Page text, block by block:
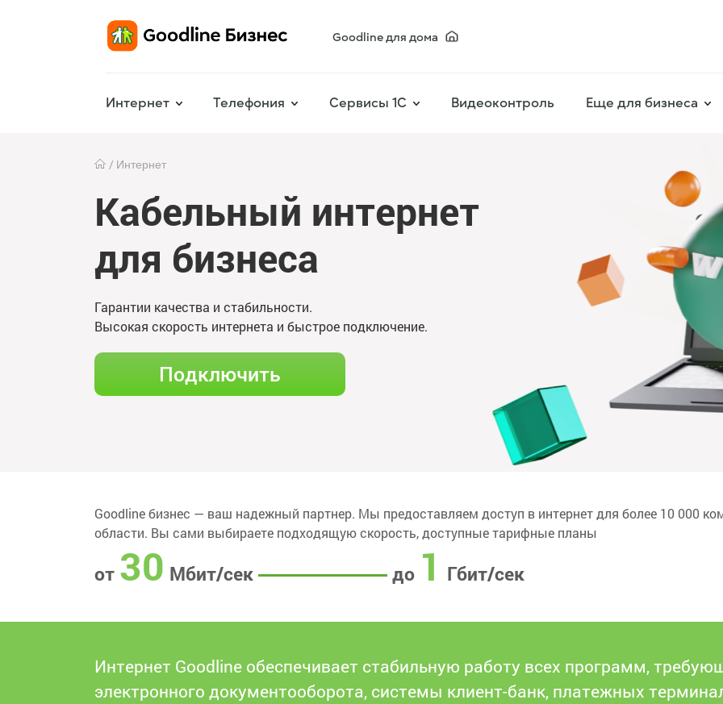
Goodline для дома
Интернет Телефония Сервисы 1С Видеоконтроль Еще для бизнеса
Интернет
Кабельный интернет
для бизнеса
Гарантии качества и стабильности.
Высокая скорость интернета и быстрое подключение.
Подключить
Goodline бизнес — ваш надежный партнер. Мы предоставляем доступ в интернет для более 10 000
области. Вы сами выбираете подходящую скорость, доступные тарифные планы
от 30 Мбит/сек до 1 Гбит/сек
Интернет Goodline обеспечивает стабильную работу всех программ,
электронного документооборота, системы клиент-банк, платежных